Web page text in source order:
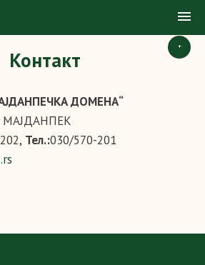
+
Контакт
ДОМЕНА“
МАЈДАНПЕК
Тел.:030/570-201